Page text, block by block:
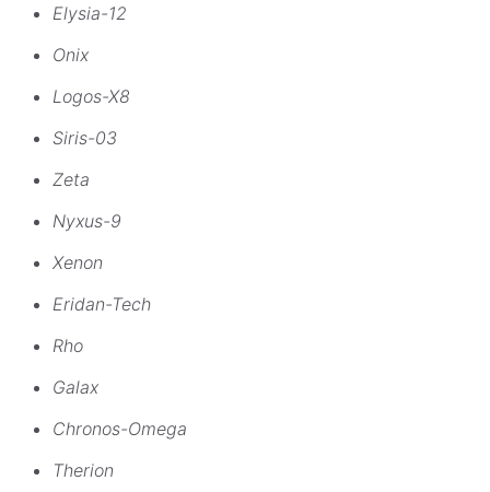
Elysia-12
Onix
Logos-X8
Siris-03
Zeta
Nyxus-9
Xenon
Eridan-Tech
Rho
Galax
Chronos-Omega
Therion